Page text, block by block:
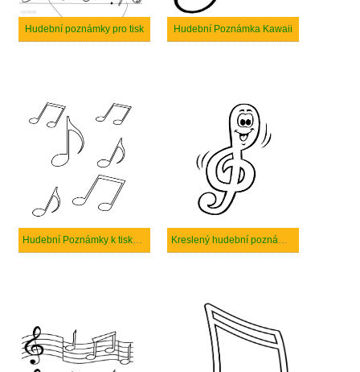
Hudební poznámky pro tisk Hudební Poznámka Kawaii
Hudební Poznámky k tisku zdarma Kreslený hudební poznámku